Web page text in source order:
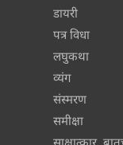
डायरी
पत्र विधा
लघुकथा
व्यंग
संस्मरण
समीक्षा
साक्षात्कार,